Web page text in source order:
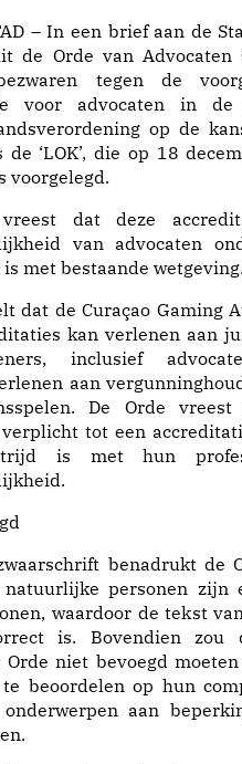
– In een brief aan de
de Orde van Advocaten
tegen de
voor advocaten in de
op de
de ‘LOK’, die op 18
voorgelegd.
dat deze
van advocaten
met bestaande wetgeving.
dat de Curaçao Gaming
kan verlenen aan
inclusief
aan
De Orde
tot een
is met hun
benadrukt de
natuurlijke personen zijn
waardoor de tekst
is. Bovendien zou
Orde niet bevoegd
te beoordelen op hun
aan